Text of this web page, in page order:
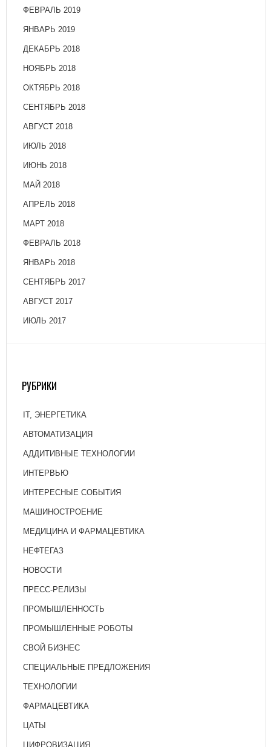
ФЕВРАЛЬ 2019
ЯНВАРЬ 2019
ДЕКАБРЬ 2018
НОЯБРЬ 2018
ОКТЯБРЬ 2018
СЕНТЯБРЬ 2018
АВГУСТ 2018
ИЮЛЬ 2018
ИЮНЬ 2018
МАЙ 2018
АПРЕЛЬ 2018
МАРТ 2018
ФЕВРАЛЬ 2018
ЯНВАРЬ 2018
СЕНТЯБРЬ 2017
АВГУСТ 2017
ИЮЛЬ 2017
РУБРИКИ
IT, ЭНЕРГЕТИКА
АВТОМАТИЗАЦИЯ
АДДИТИВНЫЕ ТЕХНОЛОГИИ
ИНТЕРВЬЮ
ИНТЕРЕСНЫЕ СОБЫТИЯ
МАШИНОСТРОЕНИЕ
МЕДИЦИНА И ФАРМАЦЕВТИКА
НЕФТЕГАЗ
НОВОСТИ
ПРЕСС-РЕЛИЗЫ
ПРОМЫШЛЕННОСТЬ
ПРОМЫШЛЕННЫЕ РОБОТЫ
СВОЙ БИЗНЕС
СПЕЦИАЛЬНЫЕ ПРЕДЛОЖЕНИЯ
ТЕХНОЛОГИИ
ФАРМАЦЕВТИКА
ЦАТЫ
ЦИФРОВИЗАЦИЯ